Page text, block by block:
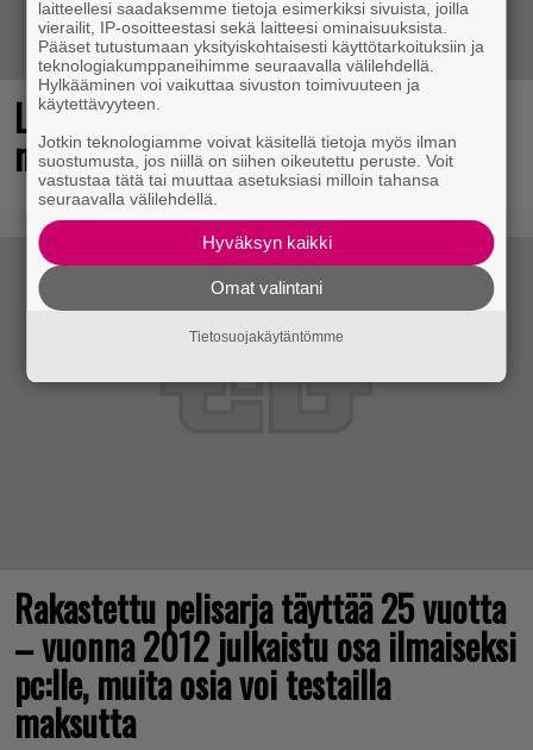
Loistopeli Steamistä maksutta –
mutta pidä kiirettä lataamisen kanssa
Rakastettu pelisarja täyttää 25 vuotta
– vuonna 2012 julkaistu osa ilmaiseksi
pc:lle, muita osia voi testailla
maksutta
laitteellesi saadaksemme tietoja esimerkiksi sivuista, joilla
vierailit, IP-osoitteestasi sekä laitteesi ominaisuuksista.
Pääset tutustumaan yksityiskohtaisesti käyttötarkoituksiin ja
teknologiakumppaneihimme seuraavalla välilehdellä.
Hylkääminen voi vaikuttaa sivuston toimivuuteen ja
käytettävyyteen.
Jotkin teknologiamme voivat käsitellä tietoja myös ilman
suostumusta, jos niillä on siihen oikeutettu peruste. Voit
vastustaa tätä tai muuttaa asetuksiasi milloin tahansa
seuraavalla välilehdellä.
Hyväksyn kaikki
Omat valintani
Tietosuojakäytäntömme